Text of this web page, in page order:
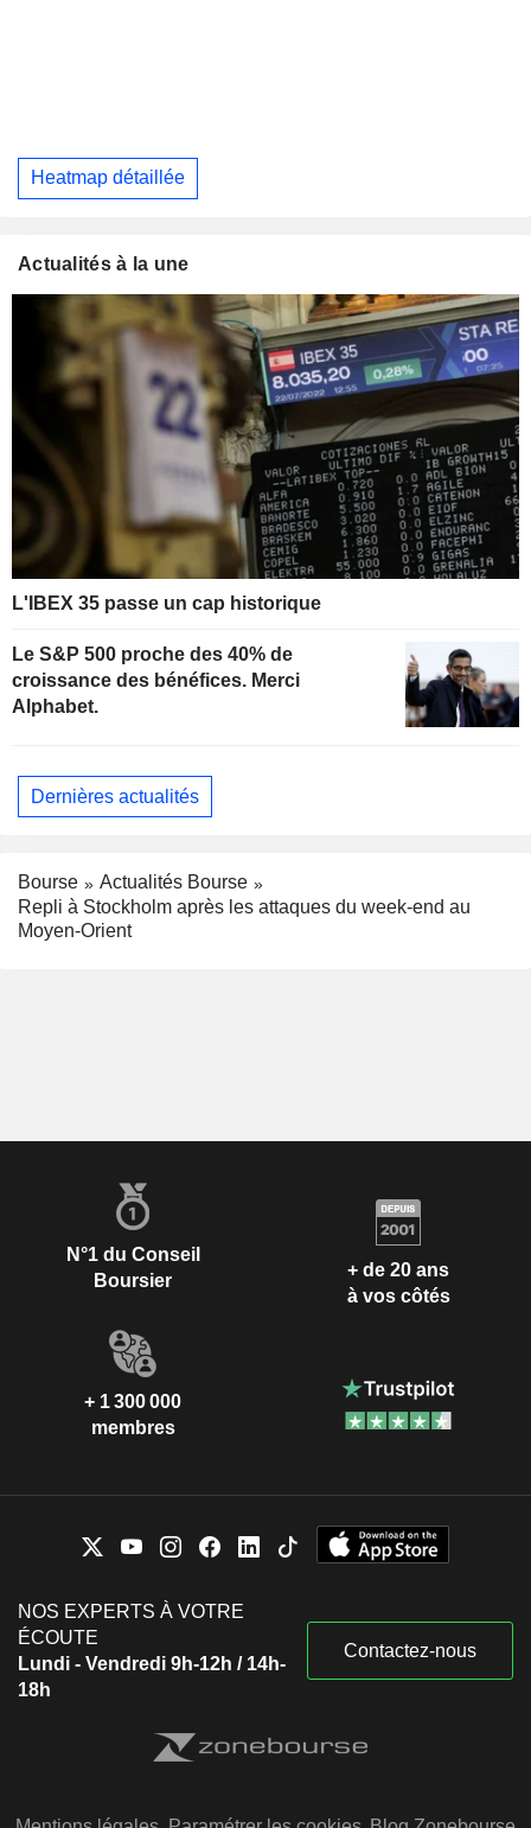
Heatmap détaillée
Actualités à la une
L'IBEX 35 passe un cap historique
Le S&P 500 proche des 40% de
croissance des bénéfices. Merci
Alphabet.
Dernières actualités
Bourse
Actualités Bourse
Repli à Stockholm après les attaques du week-end au
Moyen-Orient
N°1 du Conseil
Boursier
+ de 20 ans
à vos côtés
+ 1 300 000
membres
NOS EXPERTS À VOTRE
ÉCOUTE
Lundi - Vendredi 9h-12h / 14h-
18h
Contactez-nous